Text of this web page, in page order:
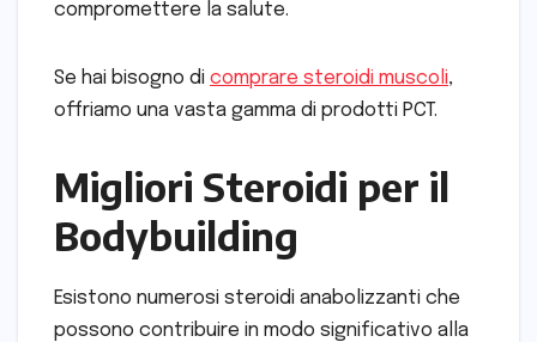
compromettere la salute.
Se hai bisogno di comprare steroidi muscoli,
offriamo una vasta gamma di prodotti PCT.
Migliori Steroidi per il
Bodybuilding
Esistono numerosi steroidi anabolizzanti che
possono contribuire in modo significativo alla